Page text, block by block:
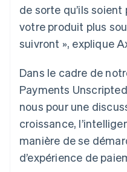
de sorte qu’ils
votre produit plus
suivront », explique
Dans le cadre de
Payments
nous pour une
croissance,
manière de se
d’expérience de